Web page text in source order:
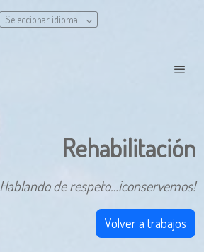
Seleccionar idioma
Rehabilitación
Hablando de respeto…¡conservemos!
Volver a trabajos